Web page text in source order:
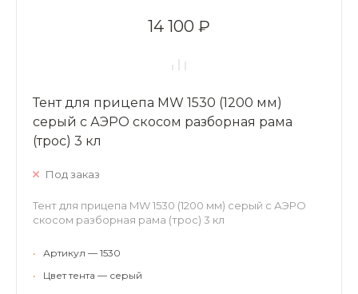
14 100 ₽
Тент для прицепа MW 1530 (1200 мм)
серый с АЭРО скосом разборная рама
(трос) 3 кл
Под заказ
Тент для прицепа MW 1530 (1200 мм) серый с АЭРО
скосом разборная рама (трос) 3 кл
•
Артикул — 1530
•
Цвет тента — серый